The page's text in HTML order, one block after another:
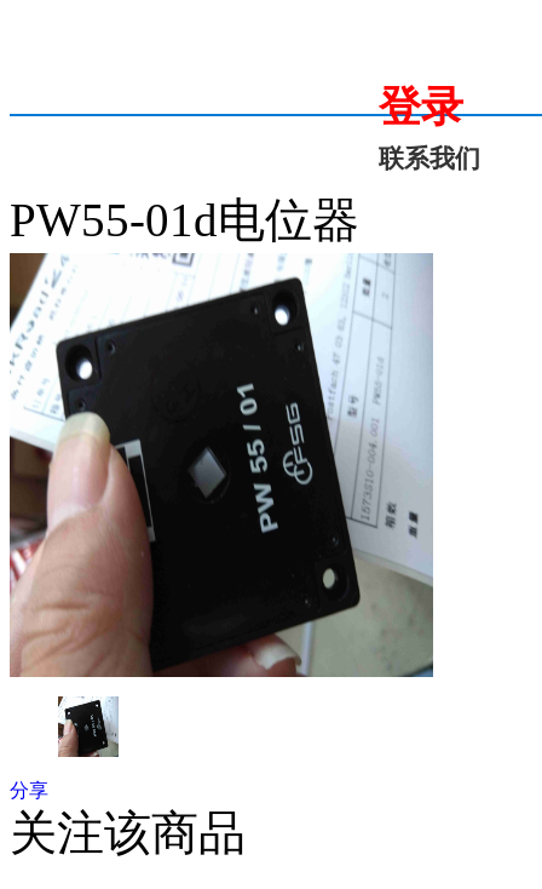
登录
联系我们
PW55-01d电位器
分享
关注该商品